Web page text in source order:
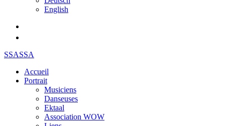
English
SSASSA
Accueil
Portrait
Musiciens
Danseuses
Ektaal
Association WOW